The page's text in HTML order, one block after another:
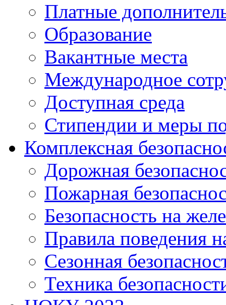
Платные
Образование
Вакантные места
Международное
Доступная среда
Стипендии и меры
Комплексная
Дорожная
Пожарная
Безопасность на
Правила поведения
Сезонная
Техника